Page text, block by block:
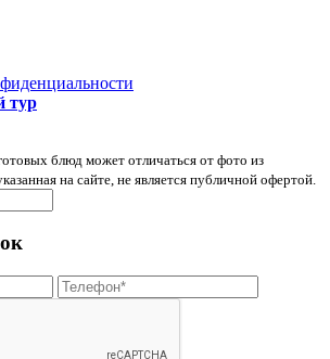
тур
блюд может отличаться от фото из
на сайте, не является публичной офертой.